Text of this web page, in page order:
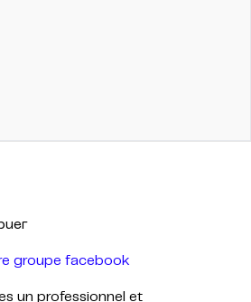
groupe facebook
un professionnel et